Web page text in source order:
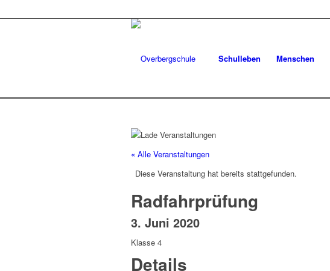
Schulleben Menschen
« Alle Veranstaltungen
Diese Veranstaltung hat bereits stattgefunden.
Radfahrprüfung
3. Juni 2020
Klasse 4
Details